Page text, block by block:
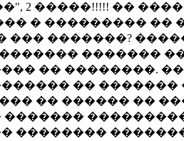
2 �����!!!!! ��
� ��������� ��
��� �������?
�������
�� ��������.
�� �������
�� ������ ��
�������
��������